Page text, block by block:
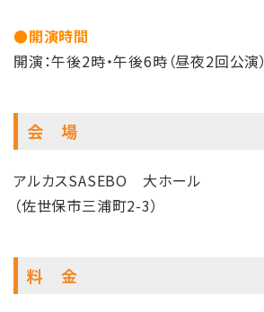
●開演時間
開演：午後2時・午後6時（昼夜2回公演）
会 場
アルカスSASEBO 大ホール
（佐世保市三浦町2-3）
料 金